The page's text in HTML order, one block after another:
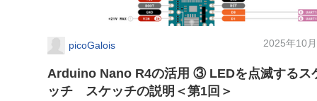
picoGalois 2025年10
Arduino Nano R4の活用 ③ LEDを点滅するス
ッチ スケッチの説明＜第1回＞